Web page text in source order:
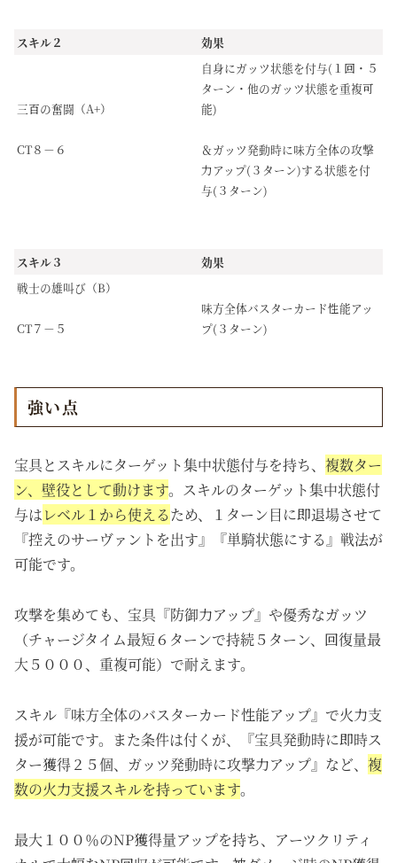
スキル２ 効果
三百の奮闘（A+）
CT８－６
自身にガッツ状態を付与(１回・５
ターン・他のガッツ状態を重複可
能)
＆ガッツ発動時に味方全体の攻撃
力アップ(３ターン)する状態を付
与(３ターン)
スキル３
効果
戦士の雄叫び（B）
CT７－５
味方全体バスターカード性能アッ
プ(３ターン)
強い点
宝具とスキルにターゲット集中状態付与を持ち、 複数ター
ン、壁役として動けます。スキルのターゲット集中状態付
与はレベル１から使えるため、１ターン目に即退場させて
『控えのサーヴァントを出す』『単騎状態にする』戦法が
可能です。
攻撃を集めても、宝具『防御力アップ』や優秀なガッツ
（チャージタイム最短６ターンで持続５ターン、回復量最
大５０００、重複可能）で耐えます。
スキル『味方全体のバスターカード性能アップ』で火力支
援が可能です。また条件は付くが、『宝具発動時に即時ス
ター獲得２５個、ガッツ発動時に攻撃力アップ』など、 複
数の火力支援スキルを持っています。
最大１００％のNP獲得量アップを持ち、アーツクリティ